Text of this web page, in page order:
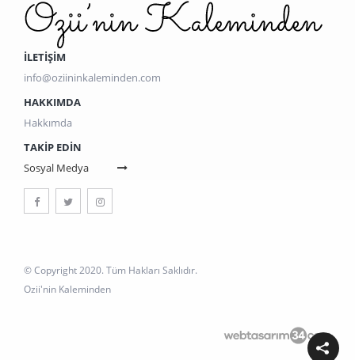
İLETİŞİM
info@oziininkaleminden.com
HAKKIMDA
Hakkımda
TAKIP EDIN
Sosyal Medya
© Copyright 2020. Tüm Hakları Saklıdır.
Ozii'nin Kaleminden